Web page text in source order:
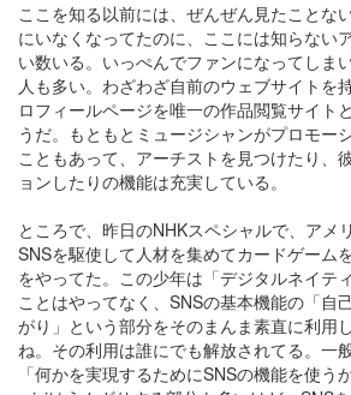
ここを知る以前には、ぜんぜん見たことな
にいなくなってたのに、ここには知らない
い数いる。いっぺんでファンになってしま
人も多い。わざわざ自前のウェブサイトを
ロフィールページを唯一の作品閲覧サイト
うだ。もともとミュージシャンがプロモー
こともあって、アーチストを見つけたり、
ョンしたりの機能は充実している。
ところで、昨日のNHKスペシャルで、アメ
SNSを駆使して人材を集めてカードゲーム
をやってた。この少年は「デジタルネイテ
ことはやってなく、SNSの基本機能の「自
がり」という部分をそのまんま素直に利用
ね。その利用は誰にでも解放されてる。一
「何かを実現するためにSNSの機能を使う